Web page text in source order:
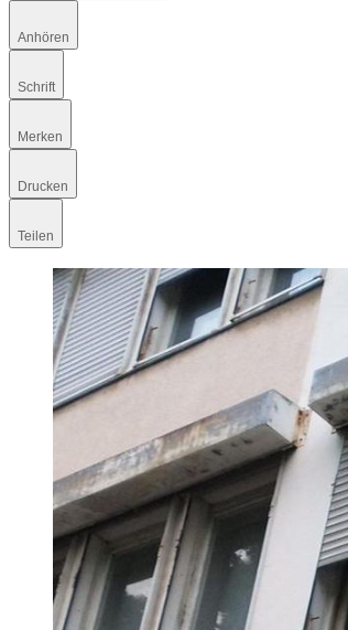
Anhören
Schrift
Merken
Drucken
Teilen